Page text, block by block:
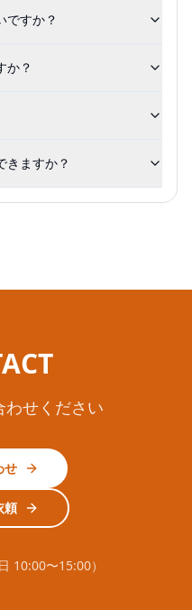
ですか？
か？
きますか？
わせください
せ
頼
10:00〜15:00）